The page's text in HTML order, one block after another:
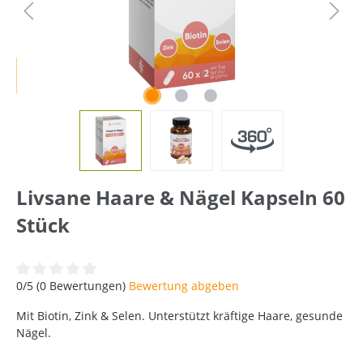
Livsane Haare & Nägel Kapseln 60
Stück
Durchschnittliche Bewertung von 0 von 5 Sternen
0/5 (0 Bewertungen) Bewertung abgeben
Mit Biotin, Zink & Selen. Unterstützt kräftige Haare, gesunde
Nägel.